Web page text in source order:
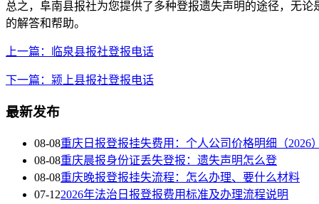
总之，阜南县报社为您提供了多种登报遗失声明的途径，无
的解答和帮助。
上一篇：临泉县报社登报电话
下一篇：颍上县报社登报电话
最新发布
08-08重庆日报登报挂失费用：个人公司价格明细（2026
08-08重庆晨报身份证丢失登报：遗失声明怎么登
08-08重庆晚报登报挂失流程：怎么办理、要什么材料
07-122026年法治日报登报费用标准及办理流程说明